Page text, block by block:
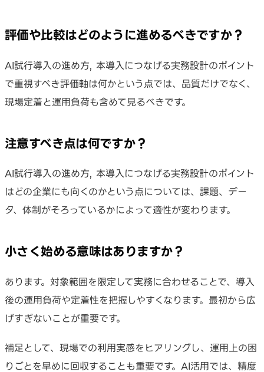
評価や比較はどのように進めるべきですか？
AI試行導入の進め方, 本導入につなげる実務設計のポイント
で重視すべき評価軸は何かという点では、品質だけでなく、
現場定着と運用負荷も含めて見るべきです。
注意すべき点は何ですか？
AI試行導入の進め方, 本導入につなげる実務設計のポイント
はどの企業にも向くのかという点については、課題、デー
タ、体制がそろっているかによって適性が変わります。
小さく始める意味はありますか？
あります。対象範囲を限定して実務に合わせることで、導入
後の運用負荷や定着性を把握しやすくなります。最初から広
げすぎないことが重要です。
補足として、現場での利用実感をヒアリングし、運用上の困
りごとを早めに回収することも重要です。AI活用では、精度